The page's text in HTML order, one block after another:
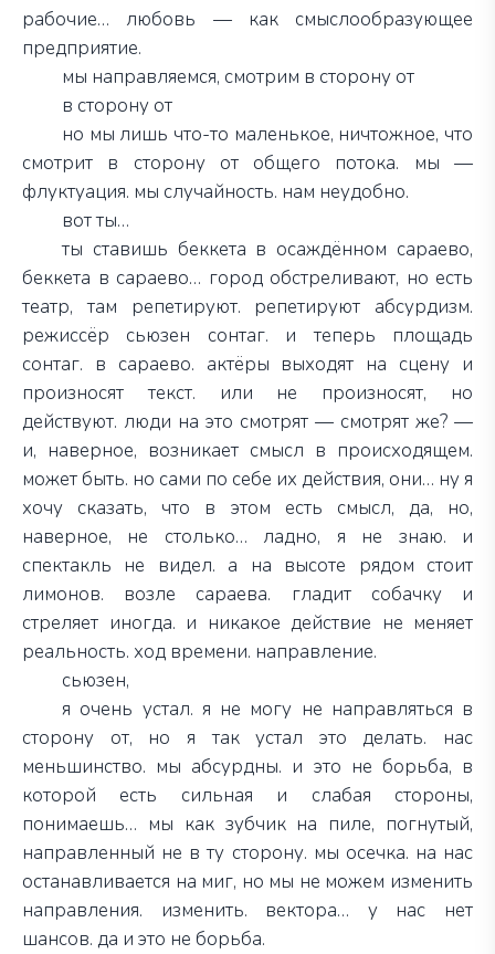
рабочие… любовь — как смыслообразующее
предприятие.
мы направляемся, смотрим в сторону от
в сторону от
но мы лишь что-то маленькое, ничтожное, что
смотрит в сторону от общего потока. мы —
флуктуация. мы случайность. нам неудобно.
вот ты…
ты ставишь беккета в осаждённом сараево,
беккета в сараево… город обстреливают, но есть
театр, там репетируют. репетируют абсурдизм.
режиссёр сьюзен сонтаг. и теперь площадь
сонтаг. в сараево. актёры выходят на сцену и
произносят текст. или не произносят, но
действуют. люди на это смотрят — смотрят же? —
и, наверное, возникает смысл в происходящем.
может быть. но сами по себе их действия, они… ну я
хочу сказать, что в этом есть смысл, да, но,
наверное, не столько… ладно, я не знаю. и
спектакль не видел. а на высоте рядом стоит
лимонов. возле сараева. гладит собачку и
стреляет иногда. и никакое действие не меняет
реальность. ход времени. направление.
сьюзен,
я очень устал. я не могу не направляться в
сторону от, но я так устал это делать. нас
меньшинство. мы абсурдны. и это не борьба, в
которой есть сильная и слабая стороны,
понимаешь… мы как зубчик на пиле, погнутый,
направленный не в ту сторону. мы осечка. на нас
останавливается на миг, но мы не можем изменить
направления. изменить. вектора… у нас нет
шансов. да и это не борьба.